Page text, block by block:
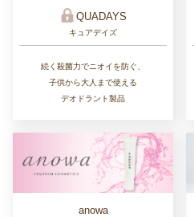
QUADAYS
キュアデイズ
続く殺菌力でニオイを防ぐ、
子供から大人まで使える
デオドラント製品
anowa